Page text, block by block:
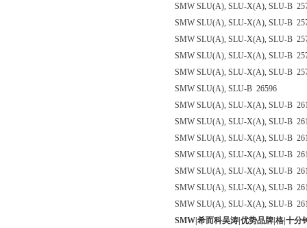
SMW SLU(A), SLU-X(A), SLU-B
SMW SLU(A), SLU-X(A), SLU-B
SMW SLU(A), SLU-X(A), SLU-B
SMW SLU(A), SLU-X(A), SLU-B
SMW SLU(A), SLU-X(A), SLU-B
SMW SLU(A), SLU-B 26596
SMW SLU(A), SLU-X(A), SLU-B
SMW SLU(A), SLU-X(A), SLU-B
SMW SLU(A), SLU-X(A), SLU-B
SMW SLU(A), SLU-X(A), SLU-B
SMW SLU(A), SLU-X(A), SLU-B
SMW SLU(A), SLU-X(A), SLU-B
SMW SLU(A), SLU-X(A), SLU-B
SMW|希而科吴涛|优势品牌|格|十分